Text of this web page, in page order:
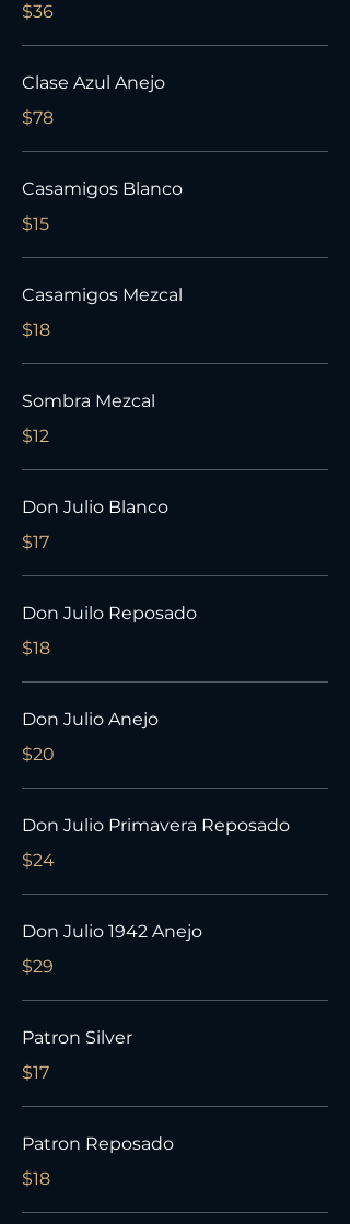
$36
Clase Azul Anejo
$78
Casamigos Blanco
$15
Casamigos Mezcal
$18
Sombra Mezcal
$12
Don Julio Blanco
$17
Don Juilo Reposado
$18
Don Julio Anejo
$20
Don Julio Primavera Reposado
$24
Don Julio 1942 Anejo
$29
Patron Silver
$17
Patron Reposado
$18